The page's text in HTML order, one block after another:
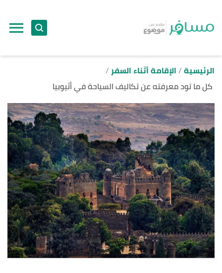
الرئيسية الإقامة أثناء السفر
كل ما تود معرفته عن تكاليف السياحة في أثيوبيا